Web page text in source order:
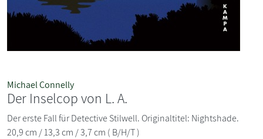
Michael Connelly
Der Inselcop von L. A.
Der erste Fall für Detective Stilwell. Originaltitel: Nightshade.
20,9 cm / 13,3 cm / 3,7 cm ( B/H/T )